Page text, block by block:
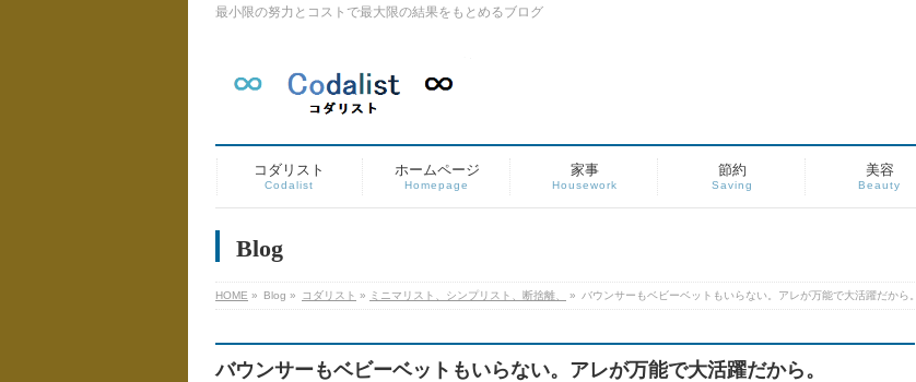
最小限の努力とコストで最大限の結果をもとめるブログ
コダリスト
Codalist
ホームページ
Homepage
家事
Housework
節約
Saving
美容
Beauty
Blog
HOME » Blog » コダリスト » ミニマリスト、シンプリスト、断捨離、 » バウンサーもベビーベットもいらない。アレが万能で大活躍だから。
バウンサーもベビーベットもいらない。アレが万能で大活躍だから。